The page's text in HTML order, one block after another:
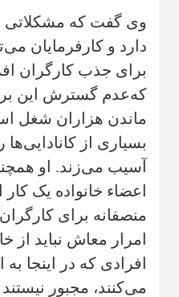
وی گفت که مشکلاتی
دارد و کارفرمایان
برای جذب کارگران
که‌عدم گسترش این
ماندن هزاران شغل
بسیاری از
آسیب می‌زند. او
اعضاء خانواده یک
منصفانه برای
امرار معاش نباید از
افرادی که در اینجا
می‌کنند، مجبور